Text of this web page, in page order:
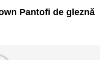
Pantofi de gleznă